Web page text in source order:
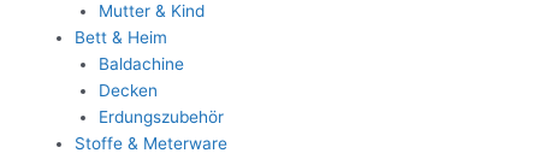
Mutter & Kind
Bett & Heim
Baldachine
Decken
Erdungszubehör
Stoffe & Meterware